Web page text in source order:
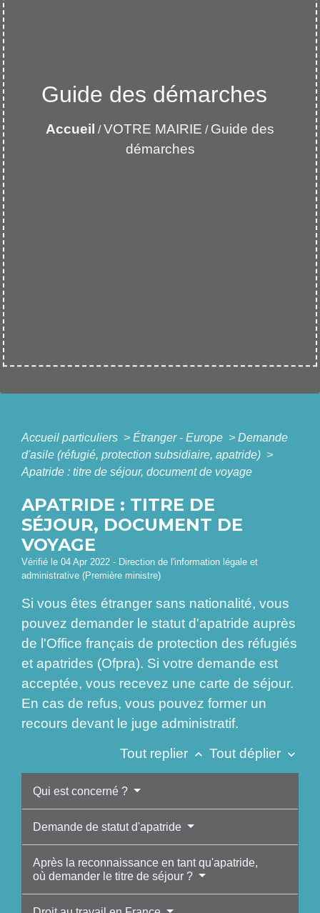
Guide des démarches
Accueil /VOTRE MAIRIE / Guide des
démarches
Accueil particuliers > Étranger - Europe > Demande
d'asile (réfugié, protection subsidiaire, apatride) >
Apatride : titre de séjour, document de voyage
APATRIDE : TITRE DE
SÉJOUR, DOCUMENT DE
VOYAGE
Vérifié le 04 Apr 2022 - Direction de l'information légale et
administrative (Première ministre)
Si vous êtes étranger sans nationalité, vous
pouvez demander le statut d'apatride auprès
de l'Office français de protection des réfugiés
et apatrides (Ofpra). Si votre demande est
acceptée, vous recevez une carte de séjour.
En cas de refus, vous pouvez former un
recours devant le juge administratif.
Tout replier keyboard_arrow_up Tout déplier keyboard_arrow_down
Qui est concerné ?
Demande de statut d'apatride
Après la reconnaissance en tant qu'apatride,
où demander le titre de séjour ?